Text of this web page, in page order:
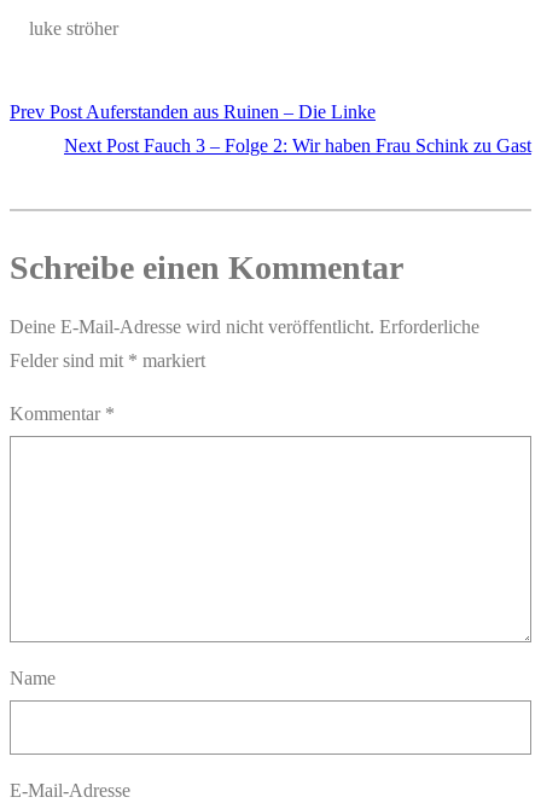
luke ströher
Prev Post Auferstanden aus Ruinen – Die Linke
Next Post Fauch 3 – Folge 2: Wir haben Frau Schink zu Gast
Schreibe einen Kommentar
Deine E-Mail-Adresse wird nicht veröffentlicht. Erforderliche
Felder sind mit * markiert
Kommentar *
Name
E-Mail-Adresse